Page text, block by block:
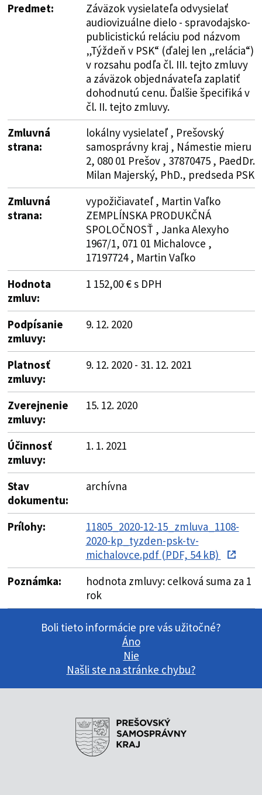
Predmet:
Záväzok vysielateľa odvysielať
audiovizuálne dielo - spravodajsko-
publicistickú reláciu pod názvom
„Týždeň v PSK“ (ďalej len „relácia“)
v rozsahu podľa čl. III. tejto zmluvy
a záväzok objednávateľa zaplatiť
dohodnutú cenu. Ďalšie špecifiká v
čl. II. tejto zmluvy.
Zmluvná
strana:
lokálny vysielateľ , Prešovský
samosprávny kraj , Námestie mieru
2, 080 01 Prešov , 37870475 , PaedDr.
Milan Majerský, PhD., predseda PSK
Zmluvná
strana:
vypožičiavateľ , Martin Vaľko
ZEMPLÍNSKA PRODUKČNÁ
SPOLOČNOSŤ , Janka Alexyho
1967/1, 071 01 Michalovce ,
17197724 , Martin Vaľko
Hodnota
zmluv:
1 152,00 € s DPH
Podpísanie
zmluvy:
9. 12. 2020
Platnosť
zmluvy:
9. 12. 2020 - 31. 12. 2021
Zverejnenie
zmluvy:
15. 12. 2020
Účinnosť
zmluvy:
1. 1. 2021
Stav
dokumentu:
archívna
Prílohy:
11805_2020-12-15_zmluva_1108-
2020-kp_tyzden-psk-tv-
michalovce.pdf (PDF, 54 kB)
Poznámka:
hodnota zmluvy: celková suma za 1
rok
Boli tieto informácie pre vás užitočné?
Áno
Nie
Našli ste na stránke chybu?